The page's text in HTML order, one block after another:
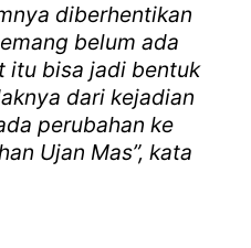
diberhentikan
belum ada
itu bisa jadi bentuk
dari kejadian
perubahan ke
Ujan Mas”, kata